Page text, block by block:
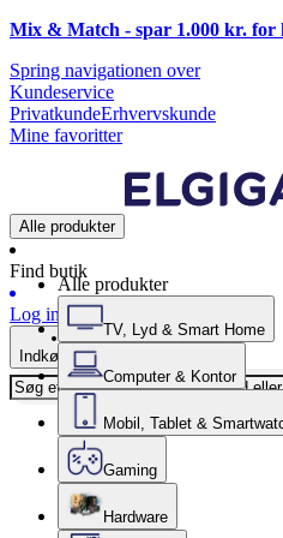
Mix & Match - spar 1.000 kr.
Spring navigationen over
Kundeservice
PrivatkundeErhvervskunde
Mine favoritter
Alle produkter
Find butik
Log ind
Indkøbskurv
Alle produkter
TV, Lyd & Smart Home
Computer & Kontor
Mobil, Tablet &
Gaming
Hardware